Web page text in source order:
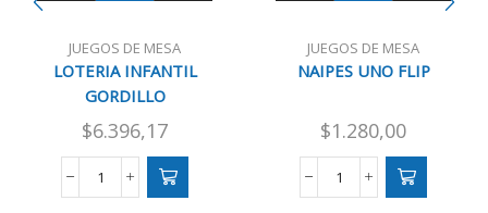
JUEGOS DE MESA
LOTERIA INFANTIL
GORDILLO
$6.396,17
LOTERIA
JUEGOS DE MESA
NAIPES UNO FLIP
$1.280,00
NAIPES